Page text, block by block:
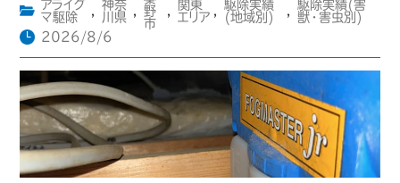
アライグ
マ駆除
,
神奈
川県 ,
野
市
,
関東
エリア ,
駆除実績
(地域別)
,
駆除実績(害
獣・害虫別)
2026/8/6